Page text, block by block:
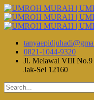
0821-1044-9320
Jl. Melawai VIII No.9
Jak-Sel 12160